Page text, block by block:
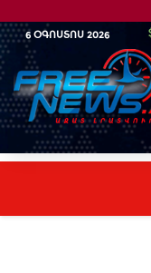
6 ՕԳՈՍՏՈՍ 2026